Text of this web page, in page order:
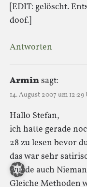
[EDIT: gelöscht.
doof.]
Antworten
Arminsagt:
14. August 2007 um 12:29
Hallo Stefan,
ich hatte gerade
28 zu lesen bevor
das war sehr
wurde auch
Gleiche Methoden